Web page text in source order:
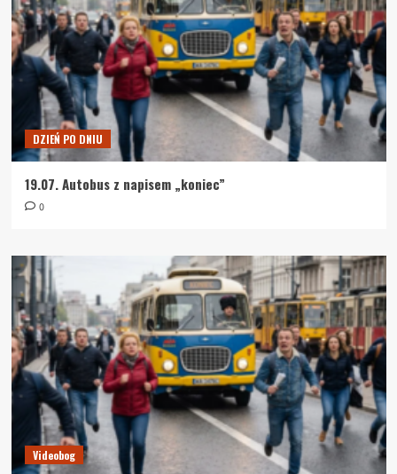
DZIEŃ PO DNIU
19.07. Autobus z napisem „koniec”
0
Videobog